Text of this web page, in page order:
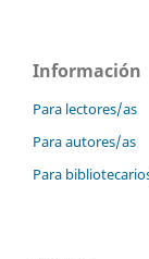
Información
Para lectores/as
Para autores/as
Para